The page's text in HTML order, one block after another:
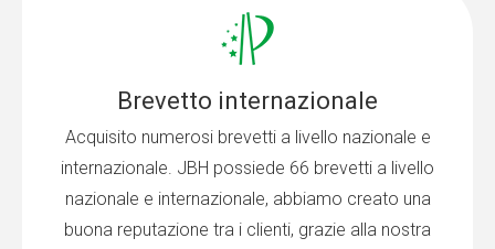
Brevetto internazionale
Acquisito numerosi brevetti a livello nazionale e
internazionale. JBH possiede 66 brevetti a livello
nazionale e internazionale, abbiamo creato una
buona reputazione tra i clienti, grazie alla nostra